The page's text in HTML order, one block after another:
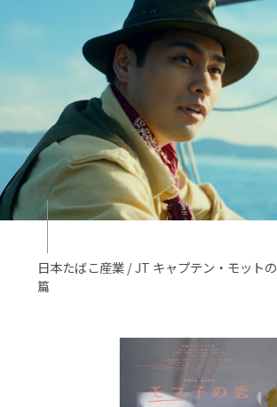
日本たばこ産業 / JT キャプテン・モットの
篇